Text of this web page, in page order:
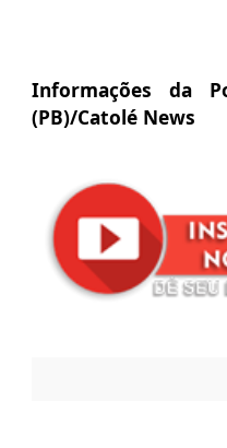
Informações da
(PB)/Catolé News